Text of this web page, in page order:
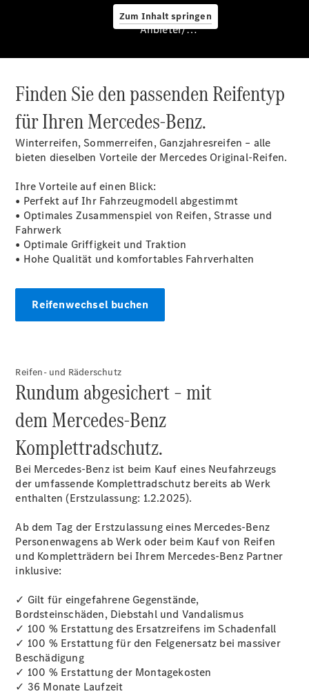
Zum Inhalt springen
Service &
Zubehör
Servicetermin
buchen
Extras
Unterwegs
laden
Unfallhilfe
Räder &
Wartung,
Reparatur
&
Übersicht
Service &
Garantie
Rückrufe
Digitale
Anbieter/Datenschutz
Finden Sie den passenden Reifentyp
für Ihren Mercedes-Benz.
Winterreifen, Sommerreifen, Ganzjahresreifen – alle
bieten dieselben Vorteile der Mercedes Original-Reifen.
Ihre Vorteile auf einen Blick:
• Perfekt auf Ihr Fahrzeugmodell abgestimmt
• Optimales Zusammenspiel von Reifen, Strasse und
Fahrwerk
• Optimale Griffigkeit und Traktion
• Hohe Qualität und komfortables Fahrverhalten
Reifenwechsel buchen
Reifen- und Räderschutz
Rundum abgesichert – mit
dem Mercedes-Benz
Komplettradschutz.
Bei Mercedes-Benz ist beim Kauf eines Neufahrzeugs
der umfassende Komplettradschutz bereits ab Werk
enthalten (Erstzulassung: 1.2.2025).
Ab dem Tag der Erstzulassung eines Mercedes-Benz
Personenwagens ab Werk oder beim Kauf von Reifen
und Kompletträdern bei Ihrem Mercedes-Benz Partner
inklusive:
✓ Gilt für eingefahrene Gegenstände,
Bordsteinschäden, Diebstahl und Vandalismus
✓ 100 % Erstattung des Ersatzreifens im Schadenfall
✓ 100 % Erstattung für den Felgenersatz bei massiver
Beschädigung
✓ 100 % Erstattung der Montagekosten
✓ 36 Monate Laufzeit